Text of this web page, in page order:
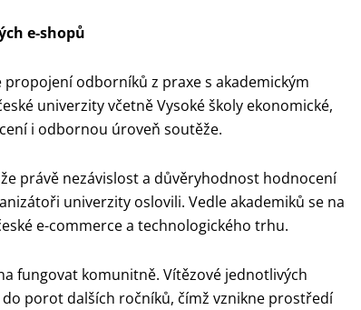
e-shopů
propojení odborníků z praxe s akademickým
univerzity včetně Vysoké školy ekonomické,
i odbornou úroveň soutěže.
právě nezávislost a důvěryhodnost hodnocení
univerzity oslovili. Vedle akademiků se na
e-commerce a technologického trhu.
fungovat komunitně. Vítězové jednotlivých
porot dalších ročníků, čímž vznikne prostředí